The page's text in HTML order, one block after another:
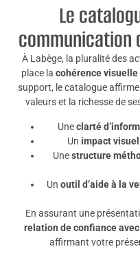
Le
communication
À Labège, la pluralité des
place la cohérence visuelle
support, le catalogue affirme
valeurs et la richesse de
Uneclarté
Un impact
Unestructure
Un outil d’aide à la
En assurant une
relation de confiance
affirmant votre